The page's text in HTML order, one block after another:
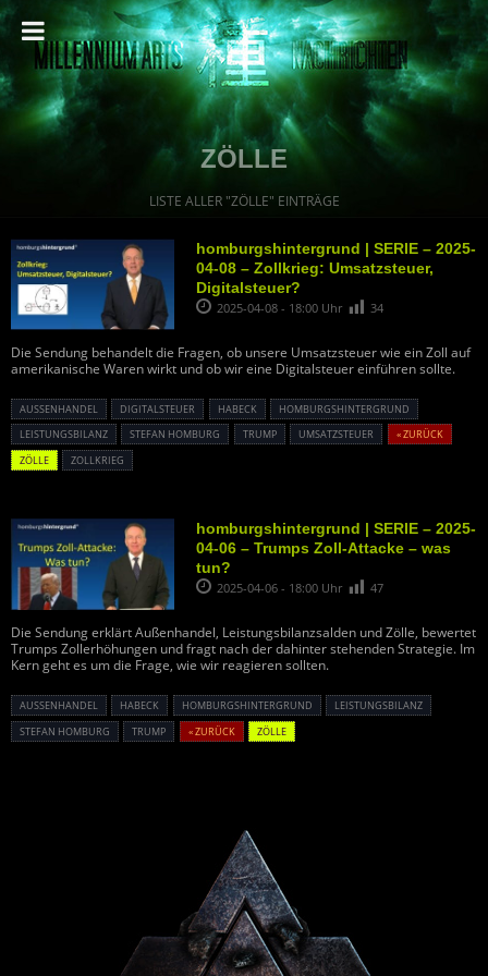
ZÖLLE
LISTE ALLER "ZÖLLE" EINTRÄGE
homburgshintergrund | SERIE – 2025-
04-08 – Zollkrieg: Umsatzsteuer,
Digitalsteuer?
2025-04-08 - 18:00 Uhr 34
Die Sendung behandelt die Fragen, ob unsere Umsatzsteuer wie ein Zoll auf
amerikanische Waren wirkt und ob wir eine Digitalsteuer einführen sollte.
AUSSENHANDEL DIGITALSTEUER HABECK
HOMBURGSHINTERGRUND
LEISTUNGSBILANZ
STEFAN HOMBURG TRUMP UMSATZSTEUER
« ZURÜCK
ZÖLLE
ZOLLKRIEG
homburgshintergrund | SERIE – 2025-
04-06 – Trumps Zoll-Attacke – was
tun?
2025-04-06 - 18:00 Uhr 47
Die Sendung erklärt Außenhandel, Leistungsbilanzsalden und Zölle, bewertet
Trumps Zollerhöhungen und fragt nach der dahinter stehenden Strategie. Im
Kern geht es um die Frage, wie wir reagieren sollten.
AUSSENHANDEL HABECK HOMBURGSHINTERGRUND
LEISTUNGSBILANZ
STEFAN HOMBURG
TRUMP « ZURÜCK ZÖLLE
Powered By :